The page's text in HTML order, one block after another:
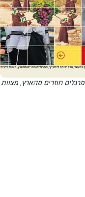
חוזרים מהארץ, מצוות